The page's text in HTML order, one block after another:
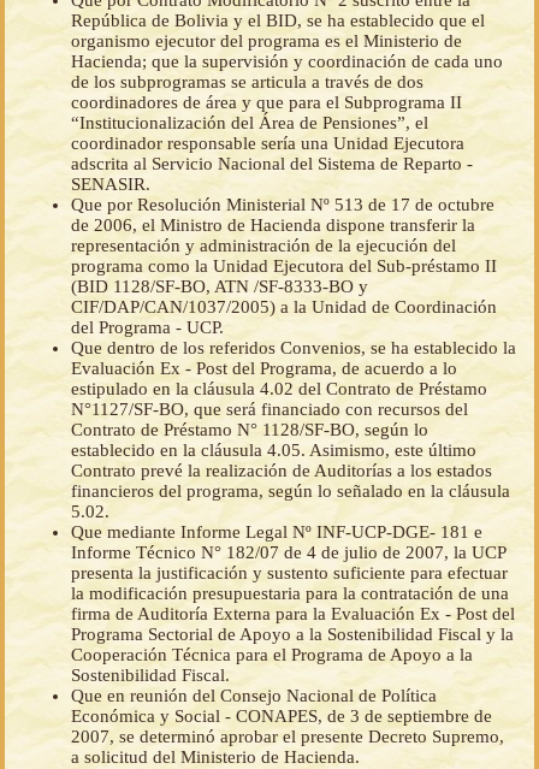
República de Bolivia y el BID, se ha establecido que el
organismo ejecutor del programa es el Ministerio de
Hacienda; que la supervisión y coordinación de cada uno
de los subprogramas se articula a través de dos
coordinadores de área y que para el Subprograma II
“Institucionalización del Área de Pensiones”, el
coordinador responsable sería una Unidad Ejecutora
adscrita al Servicio Nacional del Sistema de Reparto -
SENASIR.
Que por Resolución Ministerial Nº 513 de 17 de octubre
de 2006, el Ministro de Hacienda dispone transferir la
representación y administración de la ejecución del
programa como la Unidad Ejecutora del Sub-préstamo II
(BID 1128/SF-BO, ATN /SF-8333-BO y
CIF/DAP/CAN/1037/2005) a la Unidad de Coordinación
del Programa - UCP.
Que dentro de los referidos Convenios, se ha establecido la
Evaluación Ex - Post del Programa, de acuerdo a lo
estipulado en la cláusula 4.02 del Contrato de Préstamo
N°1127/SF-BO, que será financiado con recursos del
Contrato de Préstamo N° 1128/SF-BO, según lo
establecido en la cláusula 4.05. Asimismo, este último
Contrato prevé la realización de Auditorías a los estados
financieros del programa, según lo señalado en la cláusula
5.02.
Que mediante Informe Legal Nº INF-UCP-DGE- 181 e
Informe Técnico N° 182/07 de 4 de julio de 2007, la UCP
presenta la justificación y sustento suficiente para efectuar
la modificación presupuestaria para la contratación de una
firma de Auditoría Externa para la Evaluación Ex - Post del
Programa Sectorial de Apoyo a la Sostenibilidad Fiscal y la
Cooperación Técnica para el Programa de Apoyo a la
Sostenibilidad Fiscal.
Que en reunión del Consejo Nacional de Política
Económica y Social - CONAPES, de 3 de septiembre de
2007, se determinó aprobar el presente Decreto Supremo,
a solicitud del Ministerio de Hacienda.